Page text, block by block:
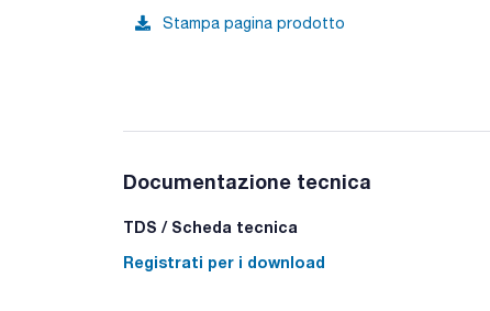
Stampa pagina prodotto
Documentazione tecnica
TDS / Scheda tecnica
Registrati per i download